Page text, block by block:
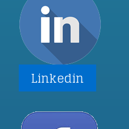
Linkedin